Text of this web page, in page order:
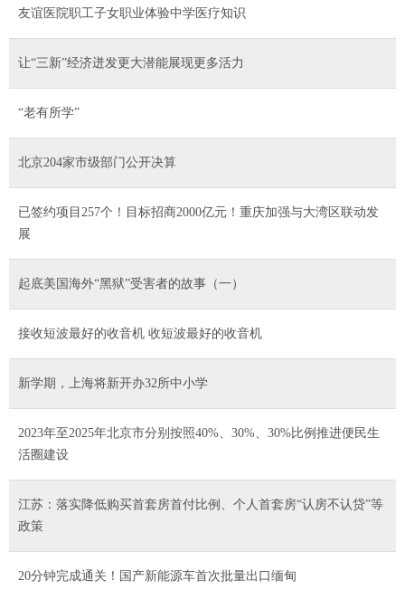
友谊医院职工子女职业体验中学医疗知识
让“三新”经济迸发更大潜能展现更多活力
“老有所学”
北京204家市级部门公开决算
已签约项目257个！目标招商2000亿元！重庆加强与大湾区联动发
展
起底美国海外“黑狱”受害者的故事（一）
接收短波最好的收音机 收短波最好的收音机
新学期，上海将新开办32所中小学
2023年至2025年北京市分别按照40%、30%、30%比例推进便民生
活圈建设
江苏：落实降低购买首套房首付比例、个人首套房“认房不认贷”等
政策
20分钟完成通关！国产新能源车首次批量出口缅甸